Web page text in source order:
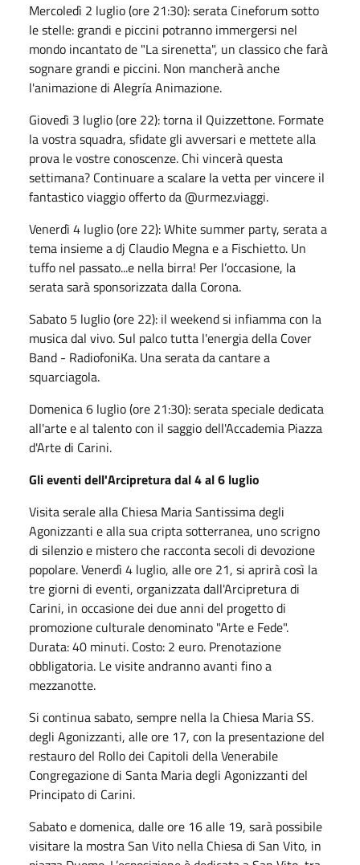
Mercoledì 2 luglio (ore 21:30): serata Cineforum sotto
le stelle: grandi e piccini potranno immergersi nel
mondo incantato de "La sirenetta", un classico che farà
sognare grandi e piccini. Non mancherà anche
l'animazione di AlegríaAnimazione.
Giovedì 3 luglio (ore 22): torna il Quizzettone. Formate
la vostra squadra, sfidate gli avversari e mettete alla
prova le vostre conoscenze. Chi vincerà questa
settimana? Continuare a scalare la vetta per vincere il
fantastico viaggio offerto da @‌urmez.viaggi.
Venerdì 4 luglio (ore 22): Whitesummer party, serata a
tema insieme a dj Claudio Megna e a Fischietto. Un
tuffo nel passato...e nella birra! Per l’occasione, la
serata sarà sponsorizzata dalla Corona.
Sabato 5 luglio (ore 22): il weekend si infiamma con la
musica dal vivo. Sul palco tutta l'energia della Cover
Band - RadiofoniKa. Una serata da cantare a
squarciagola.
Domenica 6 luglio (ore 21:30): serata speciale dedicata
all'arte e al talento con il saggio dell'Accademia Piazza
d'Arte di Carini.
Gli eventi dell'Arcipretura dal 4 al 6 luglio
Visita serale alla Chiesa Maria Santissima degli
Agonizzanti e alla sua cripta sotterranea, uno scrigno
di silenzio e mistero che racconta secoli di devozione
popolare. Venerdì 4 luglio, alle ore 21, si aprirà così la
tre giorni di eventi, organizzata dall'Arcipretura di
Carini, in occasione dei due anni del progetto di
promozione culturale denominato "Arte e Fede".
Durata: 40 minuti. Costo: 2 euro. Prenotazione
obbligatoria. Le visite andranno avanti fino a
mezzanotte.
Si continua sabato, sempre nella la Chiesa Maria SS.
degli Agonizzanti, alle ore 17, con la presentazione del
restauro del Rollo dei Capitoli della Venerabile
Congregazione di Santa Maria degli Agonizzanti del
Principato di Carini.
Sabato e domenica, dalle ore 16 alle 19, sarà possibile
visitare la mostra San Vito nella Chiesa di San Vito, in